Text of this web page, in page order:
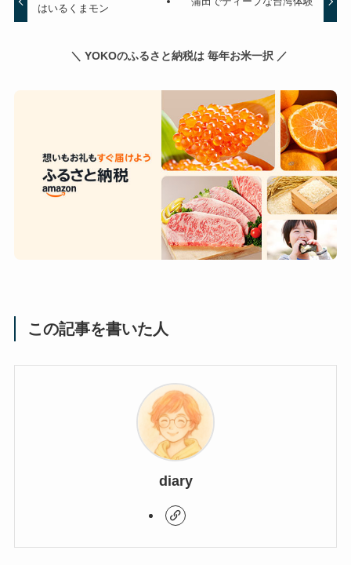
はいるくまモン
＼ YOKOのふるさと納税は 毎年お米一択 ／
この記事を書いた人
diary